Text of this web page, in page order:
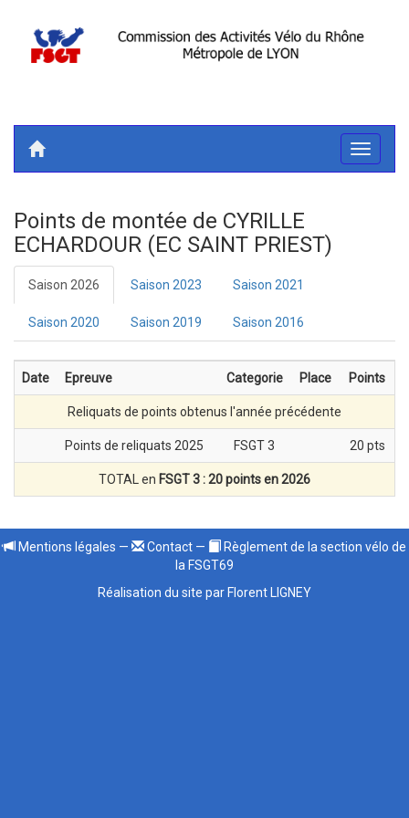
Toggle
Points de montée de CYRILLE
ECHARDOUR (EC SAINT PRIEST)
Saison 2026 Saison 2023 Saison 2021
Saison 2020 Saison 2019 Saison 2016
Date Epreuve Categorie Place Points
Reliquats de points obtenus l'année précédente
Points de reliquats 2025 FSGT 3 20 pts
TOTAL en FSGT 3 : 20 points en 2026
Mentions légales — Contact —
Règlement de la section vélo de
la FSGT69
Réalisation du site par Florent LIGNEY